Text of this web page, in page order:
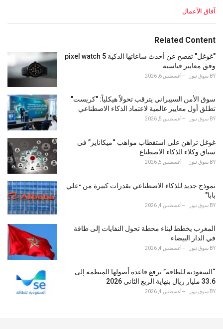
C
e
o
r
i
:
آفاق الأعمال
Related Content
"غوغل" تفصح عن أحدث ساعاتها الذكية pixel watch 5
وفق معايير قياسية
BY سوق نيوز أغسطس 6, 2026
سوق الأمن السيبراني يترقب تحولاً هيكلياً: "كريست"
تطلق أول معايير عالمية لاعتماد الذكاء الاصطناعي
BY سوق نيوز أغسطس 5, 2026
غوغل تراهن على استقطاب مواهب “ميكانايز” في
سباق وكلاء الذكاء الاصطناع
BY سوق نيوز أغسطس 5, 2026
نموذج جديد للذكاء الاصطناعي بقدرات كبيرة من •علي
بابا"
BY سوق نيوز أغسطس 4, 2026
المغرب يخطط لبناء محطة تحول النفايات إلى طاقة
في الدار البيضاء
BY سوق نيوز أغسطس 4, 2026
“السعودية للطاقة” ترفع قاعدة أصولها المنظمة إلى
33.6 مليار ريال بنهاية الربع الثاني 2026
BY سوق نيوز أغسطس 4, 2026